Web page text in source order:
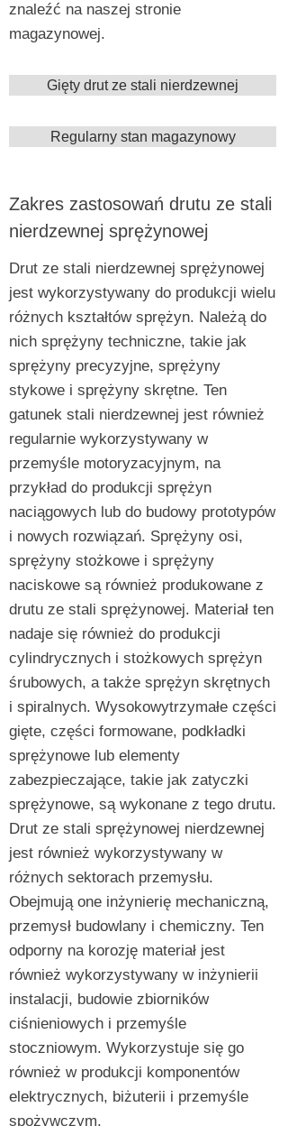
znaleźć na naszej stronie
magazynowej.
Gięty drut ze stali nierdzewnej
Regularny stan magazynowy
Zakres zastosowań drutu ze stali
nierdzewnej sprężynowej
Drut ze stali nierdzewnej sprężynowej
jest wykorzystywany do produkcji wielu
różnych kształtów sprężyn. Należą do
nich sprężyny techniczne, takie jak
sprężyny precyzyjne, sprężyny
stykowe i sprężyny skrętne. Ten
gatunek stali nierdzewnej jest również
regularnie wykorzystywany w
przemyśle motoryzacyjnym, na
przykład do produkcji sprężyn
naciągowych lub do budowy prototypów
i nowych rozwiązań. Sprężyny osi,
sprężyny stożkowe i sprężyny
naciskowe są również produkowane z
drutu ze stali sprężynowej. Materiał ten
nadaje się również do produkcji
cylindrycznych i stożkowych sprężyn
śrubowych, a także sprężyn skrętnych
i spiralnych. Wysokowytrzymałe części
gięte, części formowane, podkładki
sprężynowe lub elementy
zabezpieczające, takie jak zatyczki
sprężynowe, są wykonane z tego drutu.
Drut ze stali sprężynowej nierdzewnej
jest również wykorzystywany w
różnych sektorach przemysłu.
Obejmują one inżynierię mechaniczną,
przemysł budowlany i chemiczny. Ten
odporny na korozję materiał jest
również wykorzystywany w inżynierii
instalacji, budowie zbiorników
ciśnieniowych i przemyśle
stoczniowym. Wykorzystuje się go
również w produkcji komponentów
elektrycznych, biżuterii i przemyśle
spożywczym.